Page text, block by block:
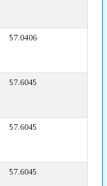
57.0406
57.6045
57.6045
57.6045